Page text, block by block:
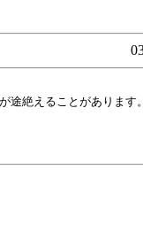
絶えることがあります